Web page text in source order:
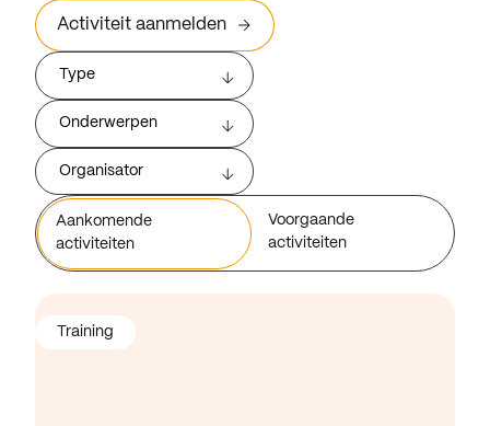
Activiteit aanmelden
Type
Onderwerpen
Organisator
Aankomende
activiteiten
Voorgaande
activiteiten
Training